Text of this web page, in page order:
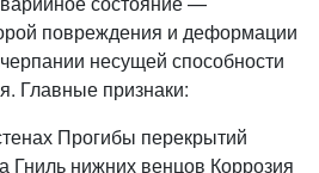
повреждения и деформации
несущей способности
Главные признаки:
Прогибы перекрытий
Гниль нижних венцов Коррозия